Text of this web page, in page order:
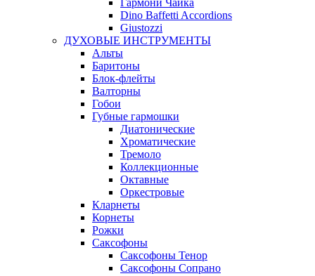
Dino Baffetti Accordions
Giustozzi
ДУХОВЫЕ ИНСТРУМЕНТЫ
Альты
Баритоны
Блок-флейты
Валторны
Гобои
Губные гармошки
Диатонические
Хроматические
Тремоло
Коллекционные
Октавные
Оркестровые
Кларнеты
Корнеты
Рожки
Саксофоны
Саксофоны Тенор
Саксофоны Сопрано